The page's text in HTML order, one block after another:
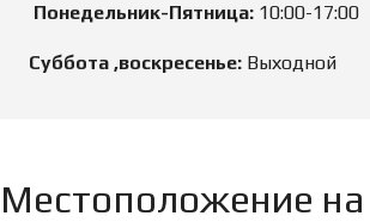
Понедельник-Пятница: 10:00-17:00
Суббота ,воскресенье: Выходной
Местоположение на